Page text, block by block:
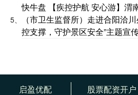
5、
快牛盘 【疾控护航 安心游】渭
（市卫生监督所）走进合阳洽
控支撑，守护景区安全”主题宣
启盈优配 股票配资开户